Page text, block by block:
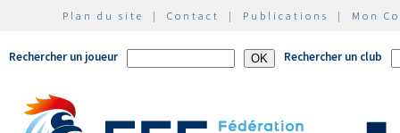
Plan du site | Contact | Publications | Mon
Rechercher un joueur Rechercher un club